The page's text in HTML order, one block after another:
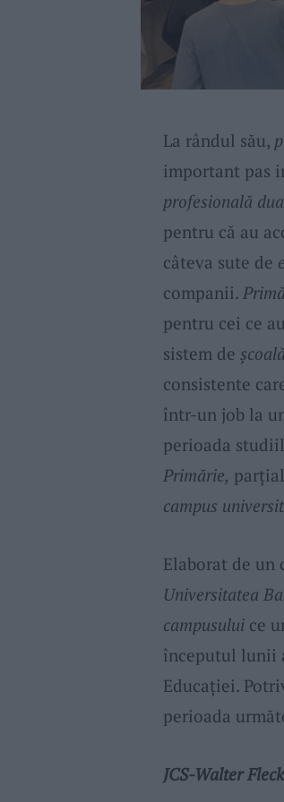
La rândul său,
important pas
profesională
pentru că au
câteva sute de
companii.
pentru cei ce
sistem de
consistente
într-un job la
perioada
Primărie,
campus
Elaborat de
Universitatea
campusuluice
începutul lunii
Educației.
perioada
JCS-Walter Fleck